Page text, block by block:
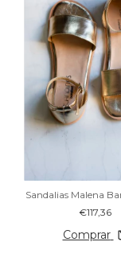
Sandalias Malena
€117,36
Comprar